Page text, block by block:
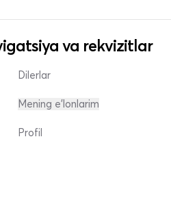
va rekvizitlar
Dilerlar
Mening e'lonlarim
Profil